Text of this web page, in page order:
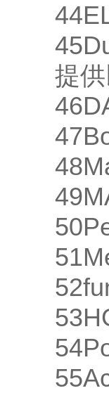
44
45
提
46
47
48
49
50
51
52
53
54
55